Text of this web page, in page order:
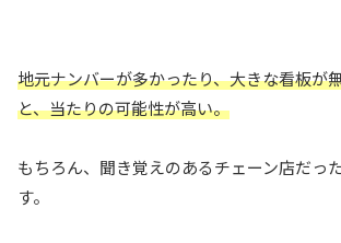
地元ナンバーが多かったり、大きな看板が
と、当たりの可能性が高い。
もちろん、聞き覚えのあるチェーン店だっ
す。